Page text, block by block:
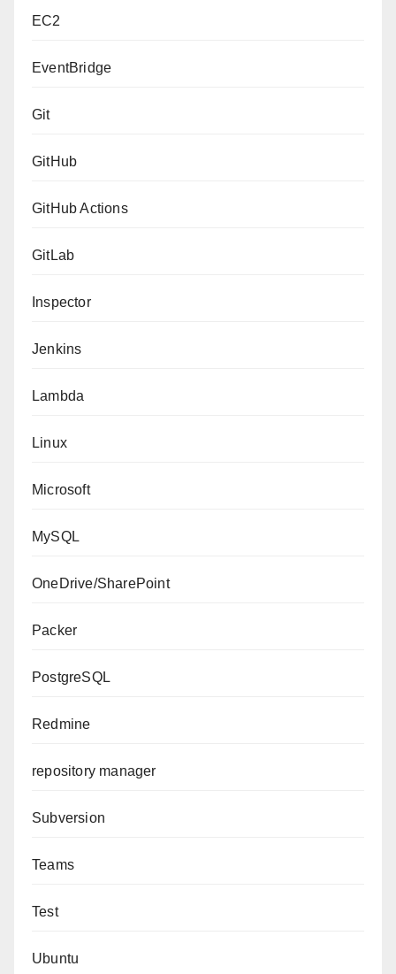
EC2
EventBridge
Git
GitHub
GitHub Actions
GitLab
Inspector
Jenkins
Lambda
Linux
Microsoft
MySQL
OneDrive/SharePoint
Packer
PostgreSQL
Redmine
repository manager
Subversion
Teams
Test
Ubuntu